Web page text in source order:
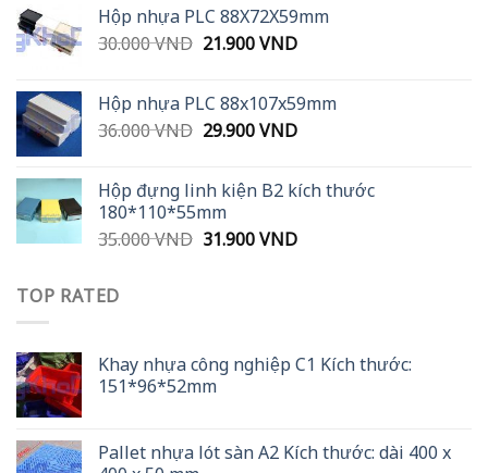
25.000 VND.18.500 VND.
Hộp nhựa PLC 88X72X59mm
30.000VND Original
30.000 VND.
21.900VNDCurrent
21.900 VND.
Hộp nhựa PLC 88x107x59mm
36.000VND Original
36.000 VND.
29.900VNDCurrent
29.900 VND.
Hộp đựng linh kiện B2 kích thước
180*110*55mm
35.000VND Original
31.900VNDCurrent
TOP RATED
Khay nhựa công nghiệp C1 Kích thước:
151*96*52mm
Pallet nhựa lót sàn A2 Kích thước: dài 400 x